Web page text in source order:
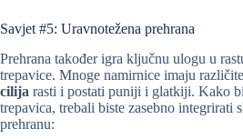
Savjet #5: Uravnotežena prehrana
Prehrana također igra ključnu ulogu u
trepavice. Mnoge namirnice imaju
cilija rasti i postati puniji i glatkiji. Kako
trepavica, trebali biste zasebno integrirati
prehranu: